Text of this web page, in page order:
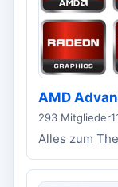
AMD
293 Mitglieder
Alles zum